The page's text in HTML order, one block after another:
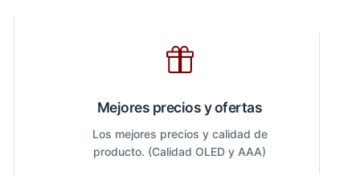
Mejores precios y ofertas
Los mejores precios y calidad de
producto. (Calidad OLED y AAA)